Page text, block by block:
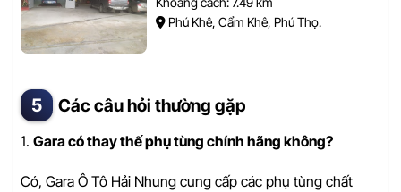
Phú Khê, Cẩm Khê, Phú Thọ.
Các câu hỏi thường gặp
1. Gara có thay thế phụ tùng chính hãng không?
Có, Gara Ô Tô Hải Nhung cung cấp các phụ tùng chất